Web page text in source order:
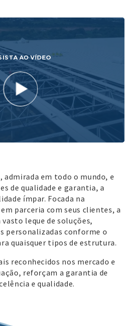
AO VÍDEO
em todo o mundo, e
de qualidade e garantia, a
ímpar. Focada na
parceria com seus clientes, a
leque de soluções,
personalizadas conforme o
quaisquer tipos de estrutura.
reconhecidos nos mercado e
reforçam a garantia de
e qualidade.